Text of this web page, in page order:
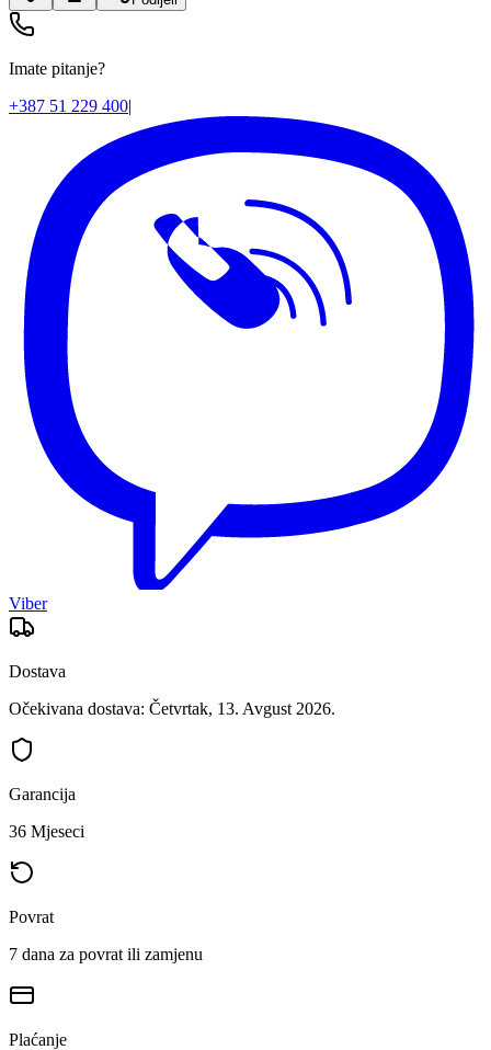
Imate pitanje?
+387 51 229 400|
Viber
Dostava
Očekivana dostava: Četvrtak, 13. Avgust 2026.
Garancija
36 Mjeseci
Povrat
7 dana za povrat ili zamjenu
Plaćanje